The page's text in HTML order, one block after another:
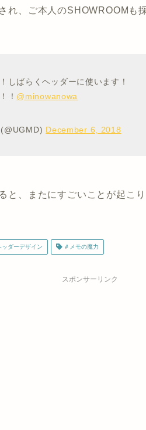
れ、ご本人のSHOWROOMも
しばらくヘッダーに使います！
！ @minowanowa
December 6, 2018
と、またにすごいことが起こり
ダーデザイン ＃メモの魔力
スポンサーリンク